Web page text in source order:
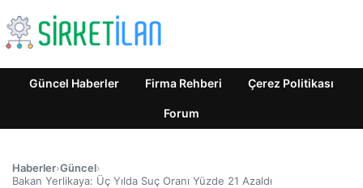
Güncel Haberler Firma Rehberi Çerez Politikası
Forum
Haberler›Güncel›
Bakan Yerlikaya: Üç Yılda Suç Oranı Yüzde 21 Azaldı